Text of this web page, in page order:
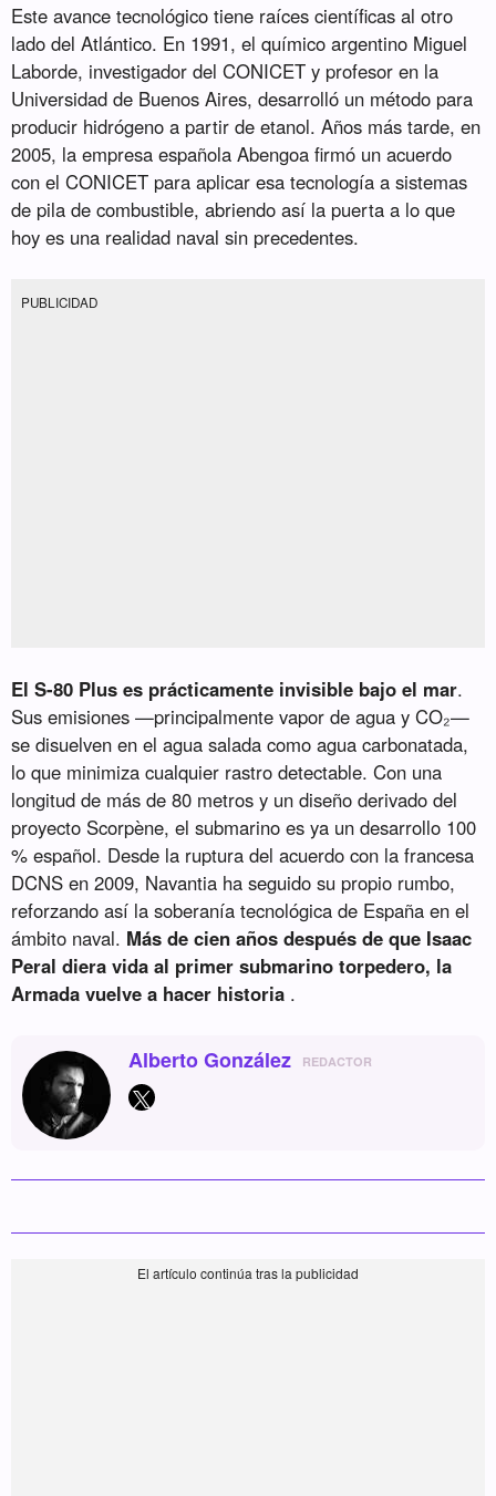
Este avance tecnológico tiene raíces científicas al otro
lado del Atlántico. En 1991, el químico argentino Miguel
Laborde, investigador del CONICET y profesor en la
Universidad de Buenos Aires, desarrolló un método para
producir hidrógeno a partir de etanol. Años más tarde, en
2005, la empresa española Abengoa firmó un acuerdo
con el CONICET para aplicar esa tecnología a sistemas
de pila de combustible, abriendo así la puerta a lo que
hoy es una realidad naval sin precedentes.
PUBLICIDAD
El S-80 Plus es prácticamente invisible bajo el mar.
Sus emisiones —principalmente vapor de agua y CO₂—
se disuelven en el agua salada como agua carbonatada,
lo que minimiza cualquier rastro detectable. Con una
longitud de más de 80 metros y un diseño derivado del
proyecto Scorpène, el submarino es ya un desarrollo 100
% español. Desde la ruptura del acuerdo con la francesa
DCNS en 2009, Navantia ha seguido su propio rumbo,
reforzando así la soberanía tecnológica de España en el
ámbito naval. Más de cien años después de que Isaac
Peral diera vida al primer submarino torpedero, la
Armada vuelve a hacer historia .
Alberto González REDACTOR